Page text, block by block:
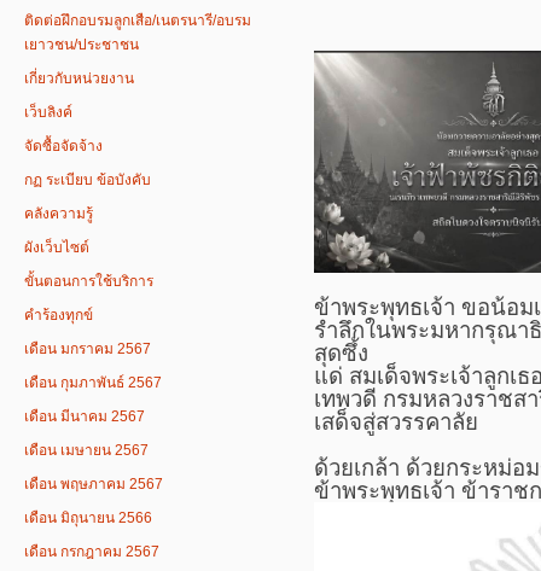
ติดต่อฝึกอบรมลูกเสือ/เนตรนารี/อบรม
เยาวชน/ประชาชน
เกี่ยวกับหน่วยงาน
เว็บลิงค์
จัดซื้อจัดจ้าง
กฏ ระเบียบ ข้อบังคับ
คลังความรู้
ผังเว็บไซต์
ขั้นตอนการใช้บริการ
คำร้องทุกข์
เดือน มกราคม 2567
เดือน กุมภาพันธ์ 2567
เดือน มีนาคม 2567
เดือน เมษายน 2567
เดือน พฤษภาคม 2567
เดือน มิถุนายน 2566
เดือน กรกฎาคม 2567
ข้าพระพุทธเจ้า ​ขอน้อ
รำลึกในพระมหากรุณา
สุดซึ้ง​
แด่ สมเด็จ​พระเจ้า​ลูกเ
เทพวดี​ กรมหลวง​ราช
เสด็จ​สู่สวรรคาลัย
ด้วยเกล้า​ ด้วย​กระหม่อ
ข้าพระพุทธเจ้า ข้าราช